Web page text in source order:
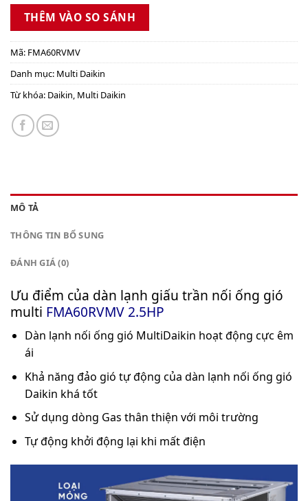
THÊM VÀO SO SÁNH
Mã: FMA60RVMV
Danh mục: Multi Daikin
Từ khóa: Daikin, Multi Daikin
MÔ TẢ
THÔNG TIN BỔ SUNG
ĐÁNH GIÁ (0)
Ưu điểm của dàn lạnh giấu trần nối ống gió
multi FMA60RVMV 2.5HP
Dàn lạnh nối ống gió MultiDaikin hoạt động cực êm
ái
Khả năng đảo gió tự động của dàn lạnh nối ống gió
Daikin khá tốt
Sử dụng dòng Gas thân thiện với môi trường
Tự động khởi động lại khi mất điện